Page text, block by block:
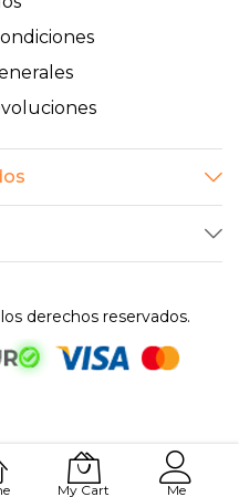
My Cart Me
derechos reservados.